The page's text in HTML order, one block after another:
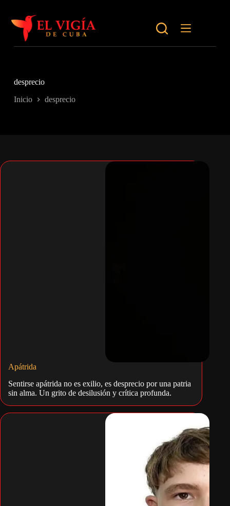
contenido
desprecio
Inicio desprecio
Apátrida
Sentirse apátrida no es exilio, es desprecio por una patria
sin alma. Un grito de desilusión y crítica profunda.